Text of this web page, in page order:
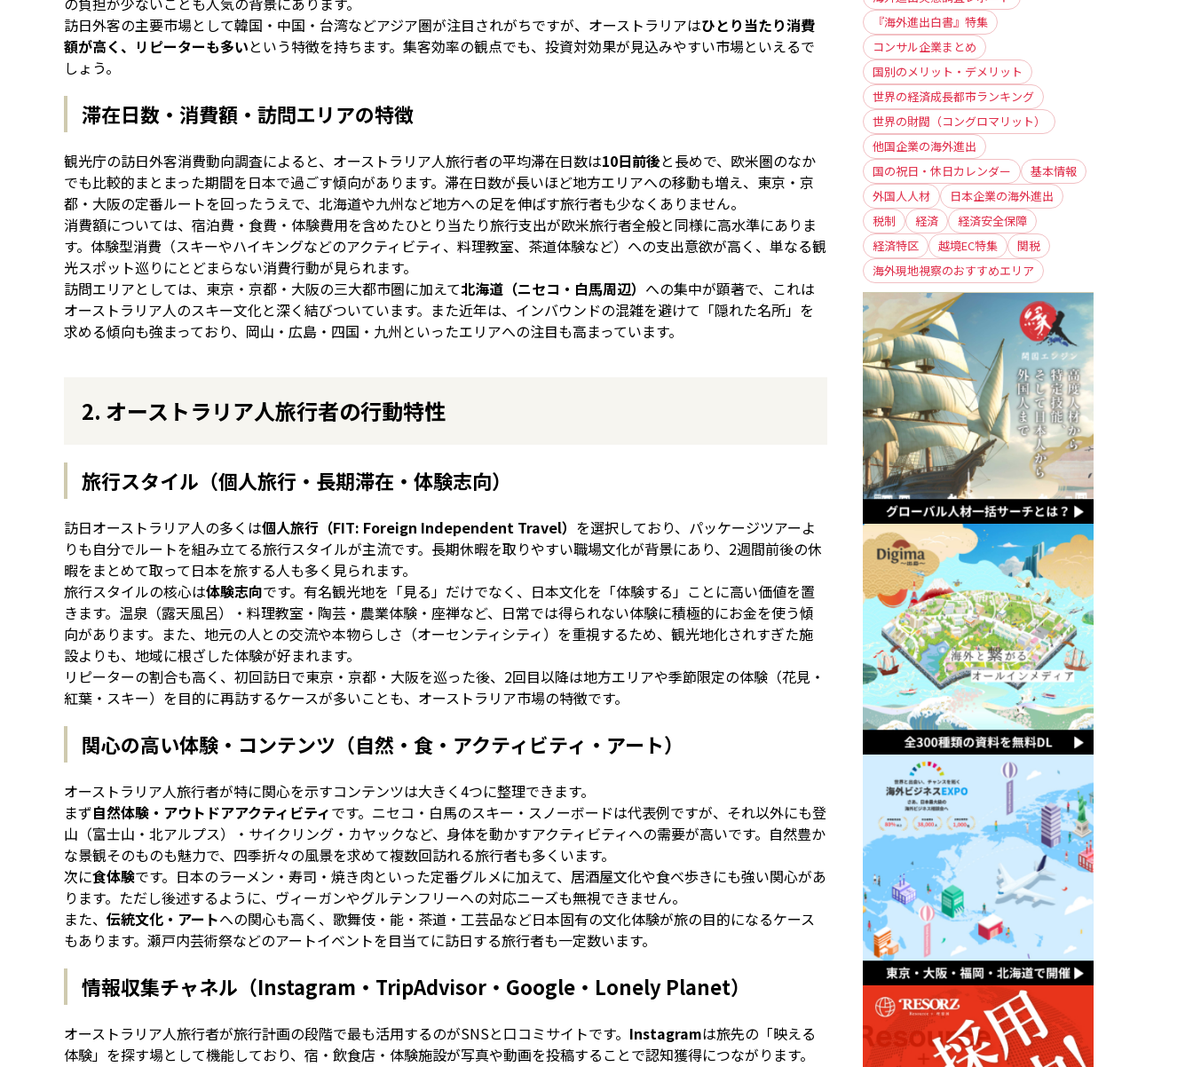
訪日外客の主要市場として韓国・中国・台湾などアジア圏が注目されがちですが、オーストラリアはひとり当たり消費
額が高く、リピーターも多いという特徴を持ちます。集客効率の観点でも、投資対効果が見込みやすい市場といえるで
しょう。
滞在日数・消費額・訪問エリアの特徴
観光庁の訪日外客消費動向調査によると、オーストラリア人旅行者の平均滞在日数は10日前後と長めで、欧米圏のなか
でも比較的まとまった期間を日本で過ごす傾向があります。滞在日数が長いほど地方エリアへの移動も増え、東京・京
都・大阪の定番ルートを回ったうえで、北海道や九州など地方への足を伸ばす旅行者も少なくありません。
消費額については、宿泊費・食費・体験費用を含めたひとり当たり旅行支出が欧米旅行者全般と同様に高水準にありま
す。体験型消費（スキーやハイキングなどのアクティビティ、料理教室、茶道体験など）への支出意欲が高く、単なる観
光スポット巡りにとどまらない消費行動が見られます。
訪問エリアとしては、東京・京都・大阪の三大都市圏に加えて北海道（ニセコ・白馬周辺） への集中が顕著で、これは
オーストラリア人のスキー文化と深く結びついています。また近年は、インバウンドの混雑を避けて「隠れた名所」を
求める傾向も強まっており、岡山・広島・四国・九州といったエリアへの注目も高まっています。
2. オーストラリア人旅行者の行動特性
旅行スタイル（個人旅行・長期滞在・体験志向）
訪日オーストラリア人の多くは個人旅行（FIT: Foreign Independent Travel） を選択しており、パッケージツアーよ
りも自分でルートを組み立てる旅行スタイルが主流です。長期休暇を取りやすい職場文化が背景にあり、2週間前後の休
暇をまとめて取って日本を旅する人も多く見られます。
旅行スタイルの核心は体験志向です。有名観光地を「見る」だけでなく、日本文化を「体験する」ことに高い価値を置
きます。温泉（露天風呂）・料理教室・陶芸・農業体験・座禅など、日常では得られない体験に積極的にお金を使う傾
向があります。また、地元の人との交流や本物らしさ（オーセンティシティ）を重視するため、観光地化されすぎた施
設よりも、地域に根ざした体験が好まれます。
リピーターの割合も高く、初回訪日で東京・京都・大阪を巡った後、2回目以降は地方エリアや季節限定の体験（花見・
紅葉・スキー）を目的に再訪するケースが多いことも、オーストラリア市場の特徴です。
関心の高い体験・コンテンツ（自然・食・アクティビティ・アート）
オーストラリア人旅行者が特に関心を示すコンテンツは大きく4つに整理できます。
まず自然体験・アウトドアアクティビティです。ニセコ・白馬のスキー・スノーボードは代表例ですが、それ以外にも登
山（富士山・北アルプス）・サイクリング・カヤックなど、身体を動かすアクティビティへの需要が高いです。自然豊か
な景観そのものも魅力で、四季折々の風景を求めて複数回訪れる旅行者も多くいます。
次に食体験です。日本のラーメン・寿司・焼き肉といった定番グルメに加えて、居酒屋文化や食べ歩きにも強い関心があ
ります。ただし後述するように、ヴィーガンやグルテンフリーへの対応ニーズも無視できません。
また、 伝統文化・アートへの関心も高く、歌舞伎・能・茶道・工芸品など日本固有の文化体験が旅の目的になるケース
もあります。瀬戸内芸術祭などのアートイベントを目当てに訪日する旅行者も一定数います。
情報収集チャネル（Instagram・TripAdvisor・Google・Lonely Planet）
オーストラリア人旅行者が旅行計画の段階で最も活用するのがSNSと口コミサイトです。 Instagramは旅先の「映える
体験」を探す場として機能しており、宿・飲食店・体験施設が写真や動画を投稿することで認知獲得につながります。
『海外進出白書』特集
コンサル企業まとめ
国別のメリット・デメリット
世界の経済成長都市ランキング
世界の財閥（コングロマリット）
他国企業の海外進出
国の祝日・休日カレンダー
基本情報
外国人人材
日本企業の海外進出
税制
経済
経済安全保障
経済特区
越境EC特集
関税
海外現地視察のおすすめエリア